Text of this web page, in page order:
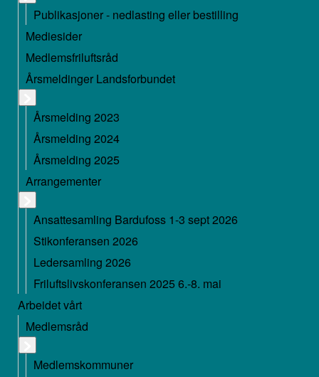
Publikasjoner - nedlasting eller bestilling
Mediesider
Medlemsfriluftsråd
Årsmeldinger Landsforbundet
Årsmelding 2023
Årsmelding 2024
Årsmelding 2025
Arrangementer
Ansattesamling Bardufoss 1-3 sept 2026
Stikonferansen 2026
Ledersamling 2026
Friluftslivskonferansen 2025 6.-8. mai
Arbeidet vårt
Medlemsråd
Medlemskommuner